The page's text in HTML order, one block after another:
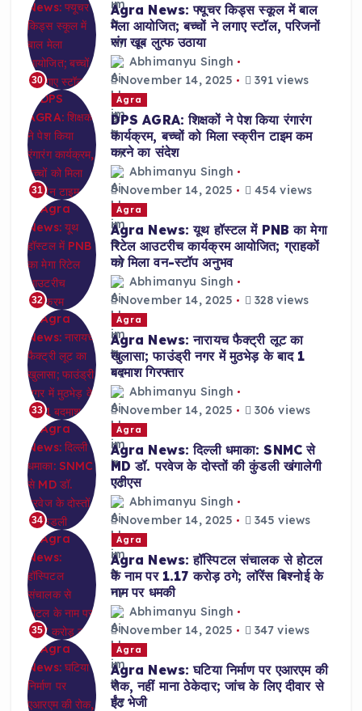
30
Agra News: फ्यूचर किड्स स्कूल में बाल
मेला आयोजित; बच्चों ने लगाए स्टॉल, परिजनों
संग खूब लुत्फ उठाया
Abhimanyu Singh
November 14, 2025
391 views
31
Agra
DPS AGRA: शिक्षकों ने पेश किया रंगारंग
कार्यक्रम, बच्चों को मिला स्क्रीन टाइम कम
करने का संदेश
Abhimanyu Singh
November 14, 2025
454 views
32
Agra
Agra News: यूथ हॉस्टल में PNB का मेगा
रिटेल आउटरीच कार्यक्रम आयोजित; ग्राहकों
को मिला वन-स्टॉप अनुभव
Abhimanyu Singh
November 14, 2025
328 views
33
Agra
Agra News: नारायच फैक्ट्री लूट का
खुलासा; फाउंड्री नगर में मुठभेड़ के बाद 1
बदमाश गिरफ्तार
Abhimanyu Singh
November 14, 2025
306 views
34
Agra
Agra News: दिल्ली धमाका: SNMC से
MD डॉ. परवेज के दोस्तों की कुंडली खंगालेगी
एटीएस
Abhimanyu Singh
November 14, 2025
345 views
35
Agra
Agra News: हॉस्पिटल संचालक से होटल
के नाम पर 1.17 करोड़ ठगे; लॉरेंस बिश्नोई के
नाम पर धमकी
Abhimanyu Singh
November 14, 2025
347 views
Agra
Agra News: घटिया निर्माण पर एआरएम की
रोक, नहीं माना ठेकेदार; जांच के लिए दीवार से
ईंट भेजी